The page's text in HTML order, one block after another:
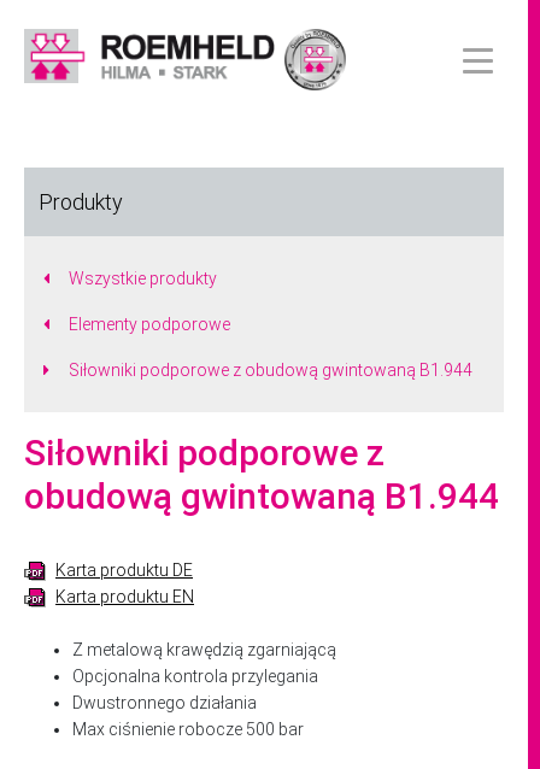
Produkty
Wszystkie produkty
Elementy podporowe
Siłowniki podporowe z obudową gwintowaną B1.944
Siłowniki podporowe z
obudową gwintowaną B1.944
Karta produktu DE
Karta produktu EN
Z metalową krawędzią zgarniającą
Opcjonalna kontrola przylegania
Dwustronnego działania
Max ciśnienie robocze 500 bar